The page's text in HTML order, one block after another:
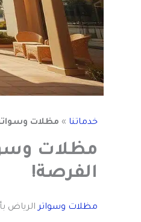
خدماتنا » مظلات
مظلات
الفرصة!
مظلات وسواترالرياض